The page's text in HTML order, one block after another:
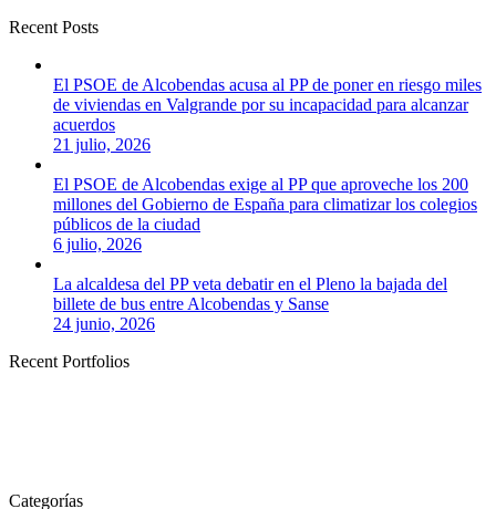
Recent Posts
El PSOE de Alcobendas acusa al PP de poner en riesgo miles
de viviendas en Valgrande por su incapacidad para alcanzar
acuerdos
21 julio, 2026
El PSOE de Alcobendas exige al PP que aproveche los 200
millones del Gobierno de España para climatizar los colegios
públicos de la ciudad
6 julio, 2026
La alcaldesa del PP veta debatir en el Pleno la bajada del
billete de bus entre Alcobendas y Sanse
24 junio, 2026
Recent Portfolios
Categorías